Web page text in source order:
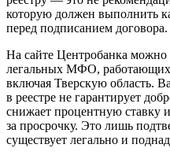
которую должен выполнить
перед подписанием договора.
На сайте Центробанка
легальных МФО, работающих
включая Тверскую область.
в реестре не гарантирует
снижает процентную ставку
за просрочку. Это лишь
существует легально и